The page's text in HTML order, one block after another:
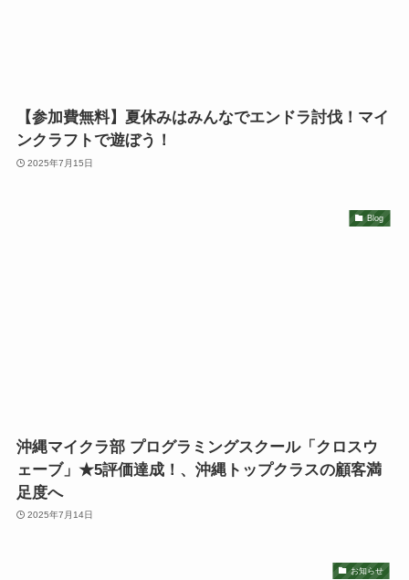
【参加費無料】夏休みはみんなでエンドラ討伐！マイ
ンクラフトで遊ぼう！
2025年7月15日
Blog
沖縄マイクラ部 プログラミングスクール「クロスウ
ェーブ」★5評価達成！、沖縄トップクラスの顧客満
足度へ
2025年7月14日
お知らせ